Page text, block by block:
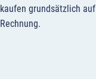
kaufen grundsätzlich auf
Rechnung.